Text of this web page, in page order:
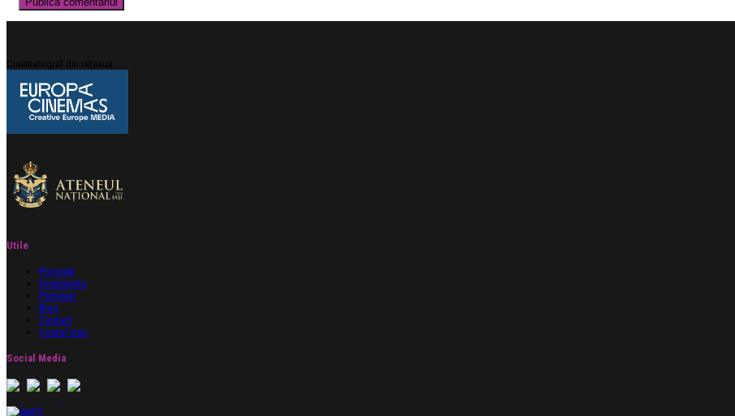
Cinematograf din rețeaua
Utile
Program
Evenimente
Parteneri
Blog
Contact
Contul meu
Social Media